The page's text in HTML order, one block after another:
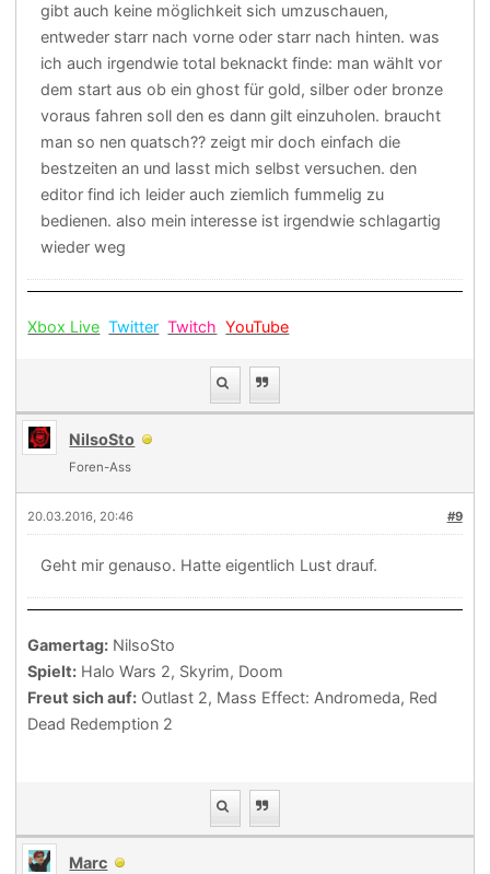
gibt auch keine möglichkeit sich umzuschauen,
entweder starr nach vorne oder starr nach hinten. was
ich auch irgendwie total beknackt finde: man wählt vor
dem start aus ob ein ghost für gold, silber oder bronze
voraus fahren soll den es dann gilt einzuholen. braucht
man so nen quatsch?? zeigt mir doch einfach die
bestzeiten an und lasst mich selbst versuchen. den
editor find ich leider auch ziemlich fummelig zu
bedienen. also mein interesse ist irgendwie schlagartig
wieder weg
Xbox Live Twitter Twitch YouTube
NilsoSto
Foren-Ass
#9
20.03.2016, 20:46
Geht mir genauso. Hatte eigentlich Lust drauf.
Gamertag: NilsoSto
Spielt: Halo Wars 2, Skyrim, Doom
Freut sich auf: Outlast 2, Mass Effect: Andromeda, Red
Dead Redemption 2
Marc